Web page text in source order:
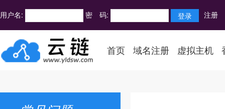
用户名: 密 码: 注册
首页 域名注册 虚拟主机